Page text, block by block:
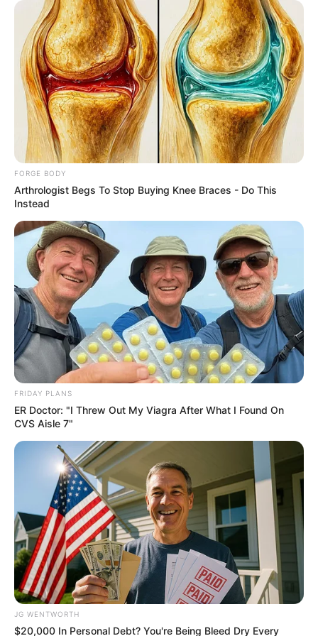
Tallest Women On Earth — Their Height Is Jaw-
Dropping
BRAINBERRIES
When Fame Meets Fragility: 6 Celebrity Stories
You Won't Forget
BRAINBERRIES
Olena Zelenska's Life Changed Overnight
BRAINBERRIES
If Looks Could Kill, These Women Would Be On
Top
BRAINBERRIES
FORGE BODY
Arthrologist Begs To Stop Buying Knee Braces - Do This
Instead
FRIDAY PLANS
ER Doctor: "I Threw Out My Viagra After What I Found On
CVS Aisle 7"
JG WENTWORTH
$20,000 In Personal Debt? You're Being Bleed Dry Every